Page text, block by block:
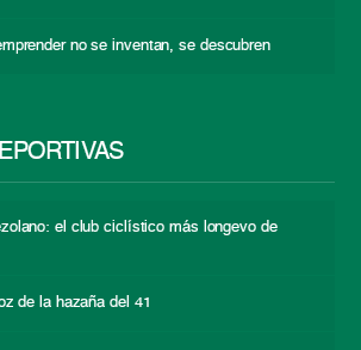
no se inventan, se descubren
el club ciclístico más longevo de
de la hazaña del 41